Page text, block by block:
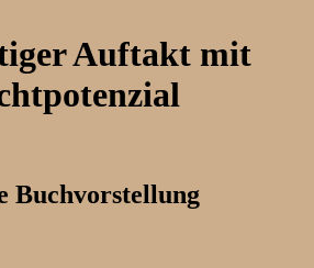
Auftakt mit
Buchvorstellung